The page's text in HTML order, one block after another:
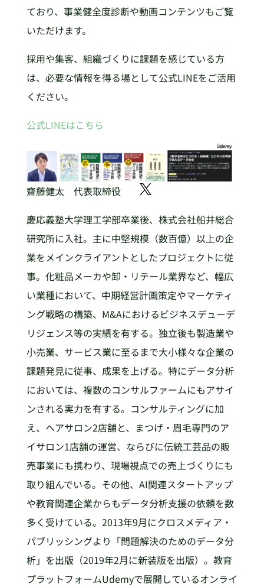
ており、事業健全度診断や動画コンテンツもご覧
いただけます。
採用や集客、組織づくりに課題を感じている方
は、必要な情報を得る場として公式LINEをご活用
ください。
公式LINEはこちら
齋藤健太 代表取締役
慶応義塾大学理工学部卒業後、株式会社船井総合
研究所に入社。主に中堅規模（数百億）以上の企
業をメインクライアントとしたプロジェクトに従
事。化粧品メーカや卸・リテール業界など、幅広
い業種において、中期経営計画策定やマーケティ
ング戦略の構築、M&Aにおけるビジネスデューデ
リジェンス等の実績を有する。独立後も製造業や
小売業、サービス業に至るまで大小様々な企業の
課題発見に従事、成果を上げる。特にデータ分析
においては、複数のコンサルファームにもアサイ
ンされる実力を有する。コンサルティングに加
え、ヘアサロン2店舗と、まつげ・眉毛専門のア
イサロン1店舗の運営、ならびに伝統工芸品の販
売事業にも携わり、現場視点での売上づくりにも
取り組んでいる。その他、AI関連スタートアップ
や教育関連企業からもデータ分析支援の依頼を数
多く受けている。2013年9月にクロスメディア・
パブリッシングより「問題解決のためのデータ分
析」を出版（2019年2月に新装版を出版）。教育
プラットフォームUdemyで展開しているオンライ